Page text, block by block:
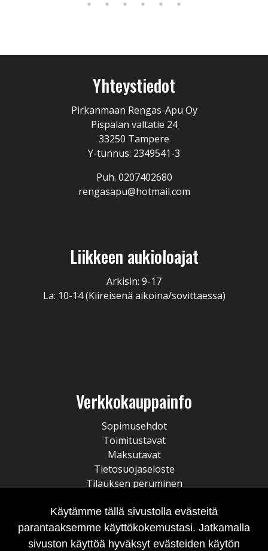
Yhteystiedot
Pirkanmaan Rengas-Apu Oy
Pispalan valtatie 24
33250 Tampere
Y-tunnus: 2349541-3
Puh. 0207402680
rengasapu@hotmail.com
Liikkeen aukioloajat
Arkisin: 9-17
La: 10-14 (Kiireisenä aikoina/sovittaessa)
Verkkokauppainfo
Sopimusehdot
Toimitustavat
Maksutavat
Tietosuojaseloste
Tilauksen peruminen
Käytämme tällä sivustolla evästeitä
parantaaksemme käyttökokemustasi. Jatkamalla
sivuston käyttöä hyväksyt evästeiden käytön